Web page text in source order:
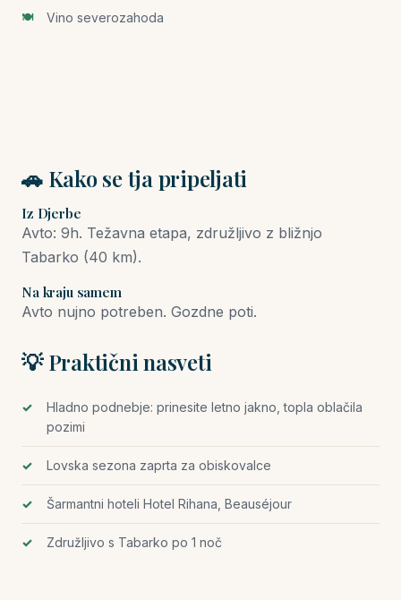
Vino severozahoda
🚗 Kako se tja pripeljati
Iz Djerbe
Avto: 9h. Težavna etapa, združljivo z bližnjo
Tabarko (40 km).
Na kraju samem
Avto nujno potreben. Gozdne poti.
💡 Praktični nasveti
Hladno podnebje: prinesite letno jakno, topla oblačila
pozimi
Lovska sezona zaprta za obiskovalce
Šarmantni hoteli Hotel Rihana, Beauséjour
Združljivo s Tabarko po 1 noč